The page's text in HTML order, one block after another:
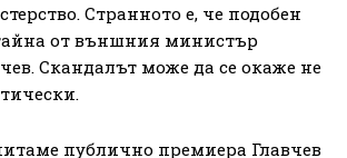
Странното е, че подобен
от външния министър
Скандалът може да се окаже не
публично премиера Главчев